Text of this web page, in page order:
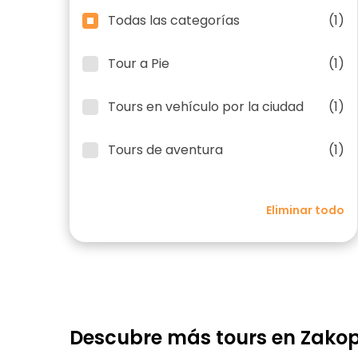
Todas las categorías (1)
Tour a Pie (1)
Tours en vehículo por la ciudad (1)
Tours de aventura (1)
Eliminar todo
Descubre más tours en